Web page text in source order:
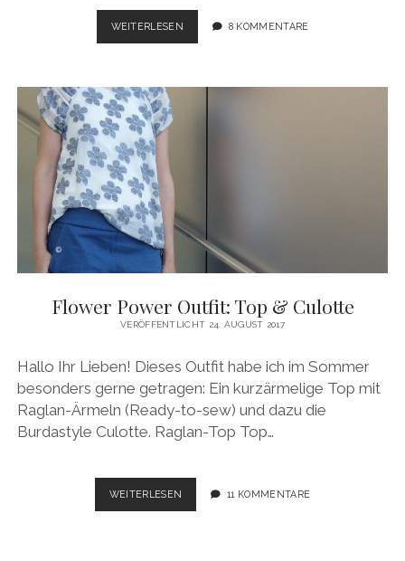
WEITERLESEN LIEBLINGSSTÜCKE
AUS
8 KOMMENTARE
Flower Power Outfit: Top & Culotte
VERÖFFENTLICHT 24. AUGUST 2017
Hallo Ihr Lieben! Dieses Outfit habe ich im Sommer
besonders gerne getragen: Ein kurzärmelige Top mit
Raglan-Ärmeln (Ready-to-sew) und dazu die
Burdastyle Culotte. Raglan-Top Top…
WEITERLESEN FLOWER
POWER
11 KOMMENTARE